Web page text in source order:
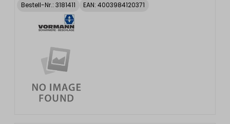
Bestell-Nr.: 3181411 EAN: 4003984120371